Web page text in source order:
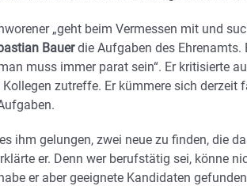
„geht beim Vermessen mit und
Bauerdie Aufgaben des Ehrenamts.
muss immer parat sein“. Er kritisierte
zutreffe. Er kümmere sich derzeit
ihm gelungen, zwei neue zu finden, die
er. Denn wer berufstätig sei, könne
er aber geeignete Kandidaten